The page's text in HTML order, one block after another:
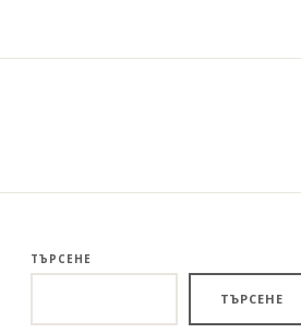
ТЪРСЕНЕ
ТЪРСЕНЕ